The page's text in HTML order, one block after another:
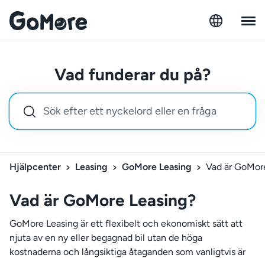
Vad funderar du på?
Hjälpcenter Leasing GoMore Leasing Vad är
Vad är GoMore Leasing?
GoMore Leasing är ett flexibelt och ekonomiskt sätt att
njuta av en ny eller begagnad bil utan de höga
kostnaderna och långsiktiga åtaganden som vanligtvis är